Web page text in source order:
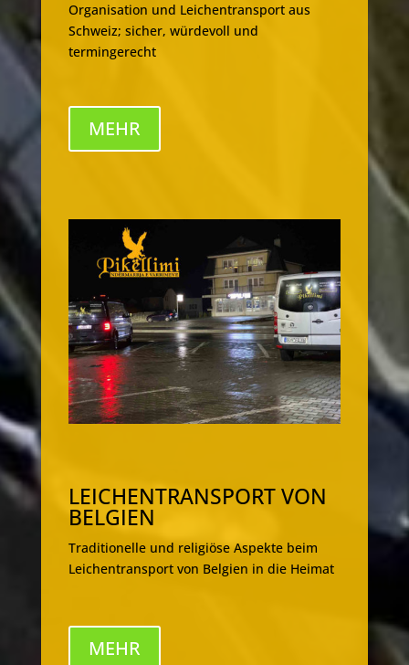
Organisation und Leichentransport aus
Schweiz; sicher, würdevoll und
termingerecht
MEHR
LEICHENTRANSPORT VON
BELGIEN
Traditionelle und religiöse Aspekte beim
Leichentransport von Belgien in die Heimat
MEHR